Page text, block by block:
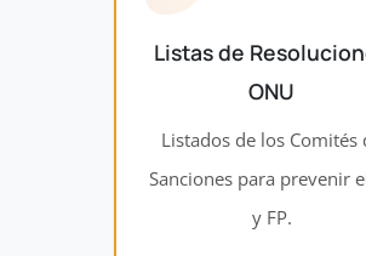
Listas de
ONU
Listados de los Comités
Sanciones para prevenir
y FP.